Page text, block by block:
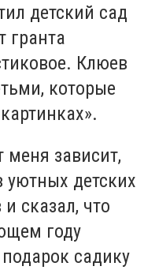
детский сад
гранта
Клюев
которые
меня зависит,
детских
сказал, что
году
садику